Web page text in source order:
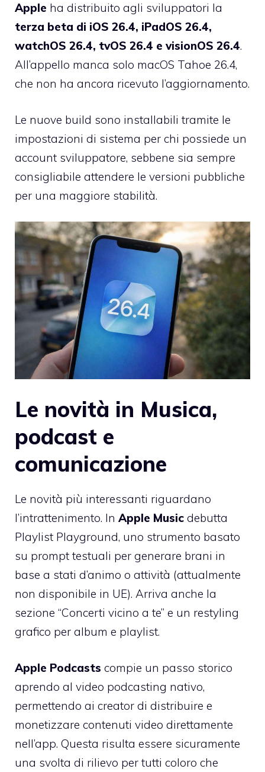
Apple ha distribuito agli sviluppatori la
terza beta di iOS 26.4, iPadOS 26.4,
watchOS 26.4, tvOS 26.4 e visionOS 26.4.
All’appello manca solo macOS Tahoe 26.4,
che non ha ancora ricevuto l’aggiornamento.
Le nuove build sono installabili tramite le
impostazioni di sistema per chi possiede un
account sviluppatore, sebbene sia sempre
consigliabile attendere le versioni pubbliche
per una maggiore stabilità.
Le novità in Musica,
podcast e
comunicazione
Le novità più interessanti riguardano
l’intrattenimento. In Apple Music debutta
Playlist Playground, uno strumento basato
su prompt testuali per generare brani in
base a stati d’animo o attività (attualmente
non disponibile in UE). Arriva anche la
sezione “Concerti vicino a te” e un restyling
grafico per album e playlist.
Apple Podcasts compie un passo storico
aprendo al video podcasting nativo,
permettendo ai creator di distribuire e
monetizzare contenuti video direttamente
nell’app. Questa risulta essere sicuramente
una svolta di rilievo per tutti coloro che